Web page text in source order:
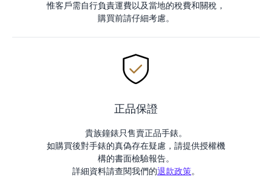
惟客戶需自行負責運費以及當地的稅費和關稅，
購買前請仔細考慮。
正品保證
貴族鐘錶只售賣正品手錶。
如購買後對手錶的真偽存在疑慮，請提供授權機
構的書面檢驗報告。
詳細資料請查閱我們的退款政策。